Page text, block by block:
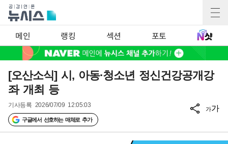
메인 랭킹 섹션 포토
[오산소식] 시, 아동·청소년 정신건강공개강
좌 개최 등
기사등록 2026/07/09 12:05:03
구글에서 선호하는 매체로 추가
가가